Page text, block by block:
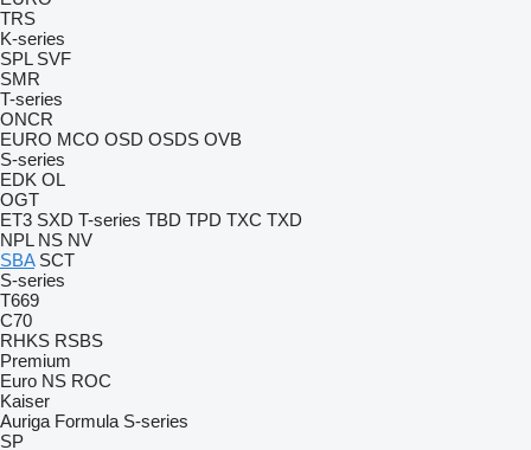
TRS
K-series
SPL SVF
SMR
T-series
ONCR
EURO MCO OSD OSDS OVB
S-series
EDK OL
OGT
ET3 SXD T-series TBD TPD TXC TXD
NPL NS NV
SBA SCT
S-series
T669
C70
RHKS RSBS
Premium
Euro NS ROC
Kaiser
Auriga Formula S-series
SP